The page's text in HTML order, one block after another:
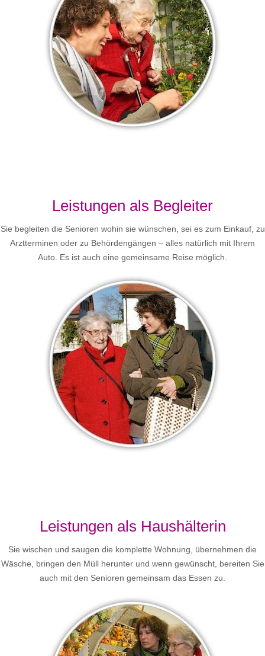
Leistungen als Begleiter
Sie begleiten die Senioren wohin sie wünschen, sei es zum Einkauf, zu
Arztterminen oder zu Behördengängen – alles natürlich mit Ihrem
Auto. Es ist auch eine gemeinsame Reise möglich.
Leistungen als Haushälterin
Sie wischen und saugen die komplette Wohnung, übernehmen die
Wäsche, bringen den Müll herunter und wenn gewünscht, bereiten Sie
auch mit den Senioren gemeinsam das Essen zu.